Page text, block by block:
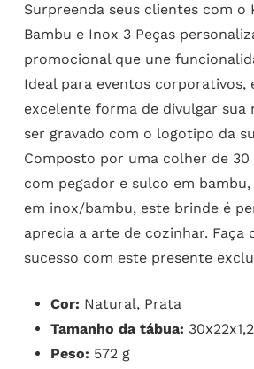
Surpreenda seus clientes com o
Bambu e Inox 3 Peças
promocional que une
Ideal para eventos corporativos,
excelente forma de divulgar sua
ser gravado com o logotipo da
Composto por uma colher de
com pegador e sulco em bambu,
em inox/bambu, este brinde é
aprecia a arte de cozinhar. Faça
sucesso com este presente
Cor: Natural, Prata
Tamanho da tábua:
Peso: 572 g